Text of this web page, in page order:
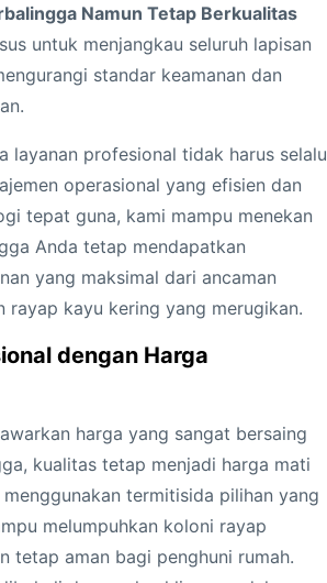
Namun Tetap Berkualitas
untuk menjangkau seluruh lapisan
standar keamanan dan
layanan profesional tidak harus selalu
operasional yang efisien dan
tepat guna, kami mampu menekan
Anda tetap mendapatkan
yang maksimal dari ancaman
rayap kayu kering yang merugikan.
dengan Harga
harga yang sangat bersaing
kualitas tetap menjadi harga mati
termitisida pilihan yang
melumpuhkan koloni rayap
tetap aman bagi penghuni rumah.